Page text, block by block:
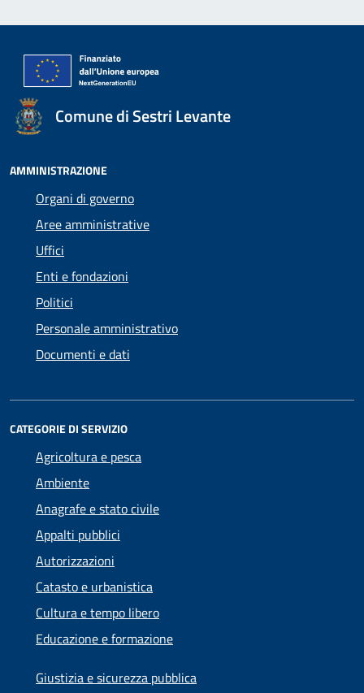
Comune di Sestri Levante
AMMINISTRAZIONE
Organi di governo
Aree amministrative
Uffici
Enti e fondazioni
Politici
Personale amministrativo
Documenti e dati
CATEGORIE DI SERVIZIO
Agricoltura e pesca
Ambiente
Anagrafe e stato civile
Appalti pubblici
Autorizzazioni
Catasto e urbanistica
Cultura e tempo libero
Educazione e formazione
Giustizia e sicurezza pubblica